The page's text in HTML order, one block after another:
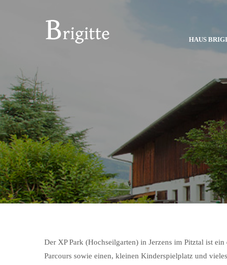
HAUS
Der XP Park (Hochseilgarten) in Jerzens im Pitztal ist ein
Parcours sowie einen, kleinen Kinderspielplatz und